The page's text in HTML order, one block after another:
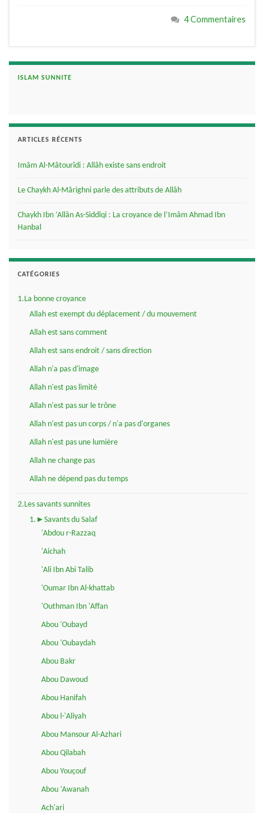
4 Commentaires
ISLAM SUNNITE
ARTICLES RÉCENTS
Imâm Al-Mâtourîdi : Allâh existe sans endroit
Le Chaykh Al-Mârighni parle des attributs de Allâh
Chaykh Ibn ‘Allân As-Siddîqi : La croyance de l’Imâm Ahmad Ibn
Hanbal
CATÉGORIES
1.La bonne croyance
Allah est exempt du déplacement / du mouvement
Allah est sans comment
Allah est sans endroit / sans direction
Allah n'a pas d'image
Allah n'est pas limité
Allah n'est pas sur le trône
Allah n'est pas un corps / n'a pas d'organes
Allah n'est pas une lumière
Allah ne change pas
Allah ne dépend pas du temps
2.Les savants sunnites
1.►Savants du Salaf
'Abdou r-Razzaq
'Aichah
'Ali Ibn Abi Talib
'Oumar Ibn Al-khattab
'Outhman Ibn 'Affan
Abou 'Oubayd
Abou 'Oubaydah
Abou Bakr
Abou Dawoud
Abou Hanifah
Abou l-'Aliyah
Abou Mansour Al-Azhari
Abou Qilabah
Abou Youçouf
Abou ‘Awanah
Ach'ari